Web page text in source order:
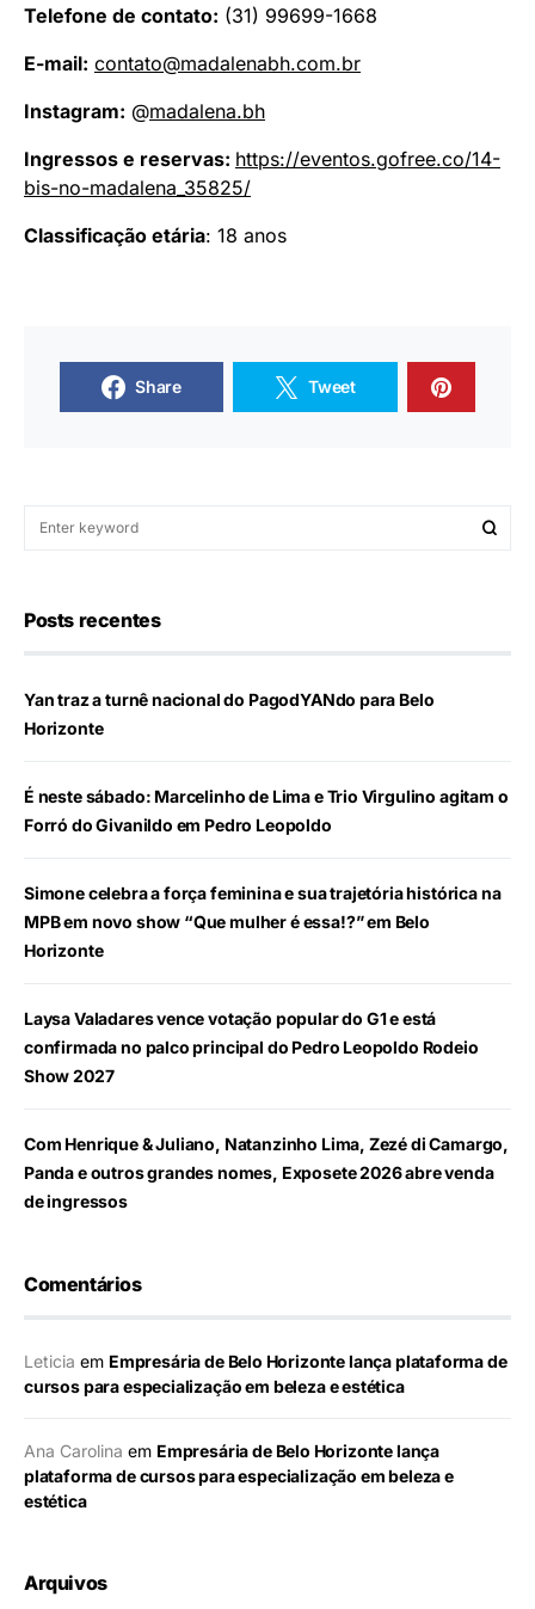
Telefone de contato: (31) 99699-1668
E-mail: contato@madalenabh.com.br
Instagram: @madalena.bh
Ingressos e reservas: https://eventos.gofree.co/14-
bis-no-madalena_35825/
Classificação etária: 18 anos
Share Tweet
Posts recentes
Yan traz a turnê nacional do PagodYANdo para Belo
Horizonte
É neste sábado: Marcelinho de Lima e Trio Virgulino agitam o
Forró do Givanildo em Pedro Leopoldo
Simone celebra a força feminina e sua trajetória histórica na
MPB em novo show “Que mulher é essa!?” em Belo
Horizonte
Laysa Valadares vence votação popular do G1 e está
confirmada no palco principal do Pedro Leopoldo Rodeio
Show 2027
Com Henrique & Juliano, Natanzinho Lima, Zezé di Camargo,
Panda e outros grandes nomes, Exposete 2026 abre venda
de ingressos
Comentários
Leticia em Empresária de Belo Horizonte lança plataforma de
cursos para especialização em beleza e estética
Ana Carolina em Empresária de Belo Horizonte lança
plataforma de cursos para especialização em beleza e
estética
Arquivos